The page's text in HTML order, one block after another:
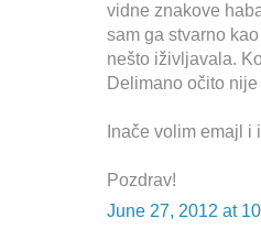
vidne znakove
sam ga stvarno
nešto iživljavala.
Delimano očito
Inače volim emajl i
Pozdrav!
June 27, 2012 at